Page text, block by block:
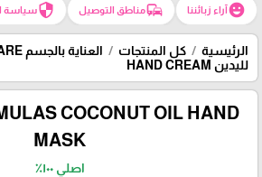
emoji_emotionsآراء زبائننا commuteمناطق التوصيل securityسياسة
الرئيسية كل المنتجات العناية بالجسم BODY CARE
لليدين HAND CREAM
COCONUT OIL HAND
MASK
اصلي ١٠٠٪؜